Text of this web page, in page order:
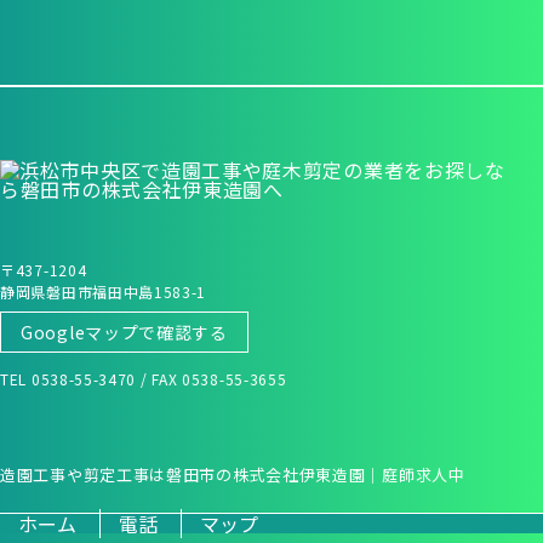
〒437-1204
静岡県磐田市福田中島1583-1
Googleマップで確認する
TEL 0538-55-3470 / FAX 0538-55-3655
造園工事や剪定工事は磐田市の株式会社伊東造園｜庭師求人中
ホーム 電話 マップ